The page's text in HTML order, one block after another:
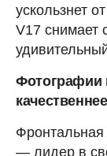
ускользнет
V17 снимает
Фотографии
качественнее
— лидер в